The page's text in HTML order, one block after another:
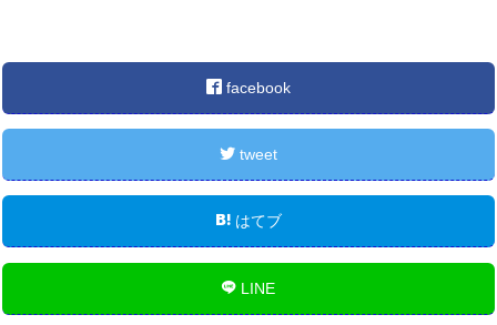
facebook
tweet
はてブ
LINE